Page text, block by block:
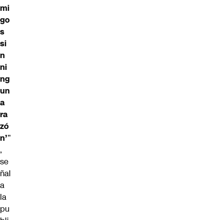
mi
go
s
si
n
ni
ng
un
a
ra
zó
n’”
,
se
ñal
a
la
pu